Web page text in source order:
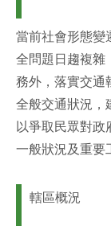
當前社會形態變
全問題日趨複雜
務外，落實交通
全般交通狀況，
以爭取民眾對政
一般狀況及重要
轄區概況